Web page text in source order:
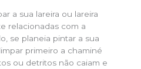
a sua lareira ou lareira
relacionadas com a
se planeia pintar a sua
primeiro a chaminé
ou detritos não caiam e